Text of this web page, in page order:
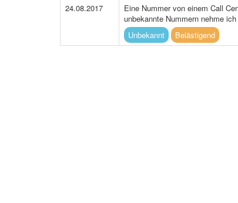
24.08.2017
Eine Nummer von einem Call
unbekannte Nummern nehme
Unbekannt
Belästigend